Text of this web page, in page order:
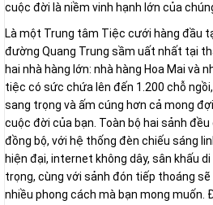
cuộc đời là niềm vinh hạnh lớn của
Là một Trung tâm Tiệc cưới hàng đầu
đường Quang Trung sầm uất nhất tại
hai nhà hàng lớn: nhà hàng Hoa Mai và
tiệc có sức chứa lên đến 1.200 chỗ
sang trọng và ấm cúng hơn cả mong
cuộc đời của bạn. Toàn bộ hai sảnh
đồng bộ, với hệ thống đèn chiếu sáng
hiện đại, internet không dây, sân khấu
trọng, cùng với sảnh đón tiếp thoáng
nhiều phong cách mà bạn mong muốn.